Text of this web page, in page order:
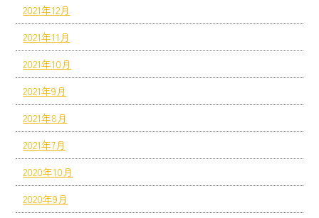
2021年12月
2021年11月
2021年10月
2021年9月
2021年8月
2021年7月
2020年10月
2020年9月